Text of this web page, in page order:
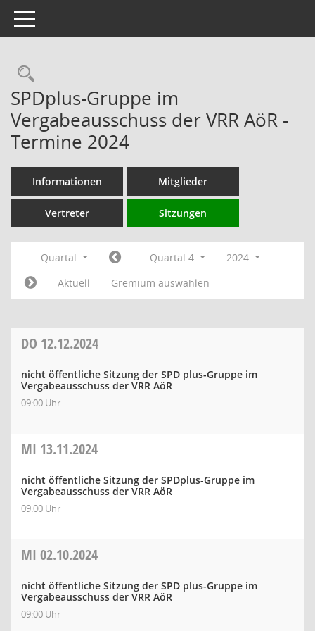
Toggle navigation
Rechercheauswahl
SPDplus-Gruppe im
Vergabeausschuss der VRR AöR -
Termine 2024
Informationen Mitglieder
Vertreter Sitzungen
Quartal Quartal 4
2024
Aktuell
Gremium auswählen
DO 12.12.2024
nicht öffentliche Sitzung der SPD plus-Gruppe im
Vergabeausschuss der VRR AöR
09:00 Uhr
MI 13.11.2024
nicht öffentliche Sitzung der SPDplus-Gruppe im
Vergabeausschuss der VRR AöR
09:00 Uhr
MI 02.10.2024
nicht öffentliche Sitzung der SPD plus-Gruppe im
Vergabeausschuss der VRR AöR
09:00 Uhr